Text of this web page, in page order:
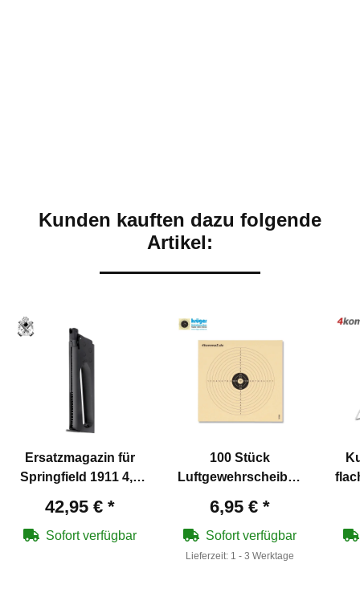
Kunden kauften dazu folgende
Artikel:
Ersatzmagazin für
Springfield 1911 4,5
Co2-Pistole
42,95 € *
Sofort verfügbar
100 Stück
Luftgewehrscheiben
6,95 € *
Sofort verfügbar
Lieferzeit: 1 - 3 Werktage